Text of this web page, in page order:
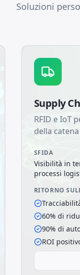
Soluzioni
Supply
RFID e IoT
della catena
SFIDA
Visibilità in
processi
RITORNO
60% di
90% di
ROI